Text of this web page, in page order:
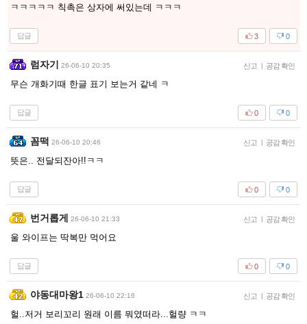
ㅋㅋㅋㅋㅋ 칙촉은 상자에 써있는데 ㅋㅋㅋ
답글 0
3
럼자기 26-06-10 20:35 신고 | 공감 확인
무슨 개화기때 한글 표기 보는거 같네 ㅋ
답글 0
0
꼼떡 26-06-10 20:46 신고 | 공감 확인
뜻은.. 전달되잔아!!ㅋㅋ
답글 0
0
번거롭게 26-06-10 21:33 신고 | 공감 확인
울 와이프는 딱복만 먹어요
답글 0
0
야동대마왕1 26-06-10 22:16 신고 | 공감 확인
헐..저거 보리꼬리 원래 이름 뭐였떠라...헐량 ㅋㅋ